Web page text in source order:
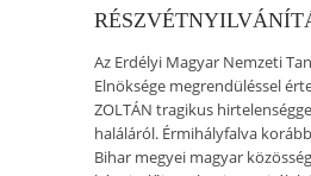
Az Erdélyi Magyar Nemzeti
Elnöksége megrendüléssel
ZOLTÁN tragikus
haláláról. Érmihályfalva
Bihar megyei magyar